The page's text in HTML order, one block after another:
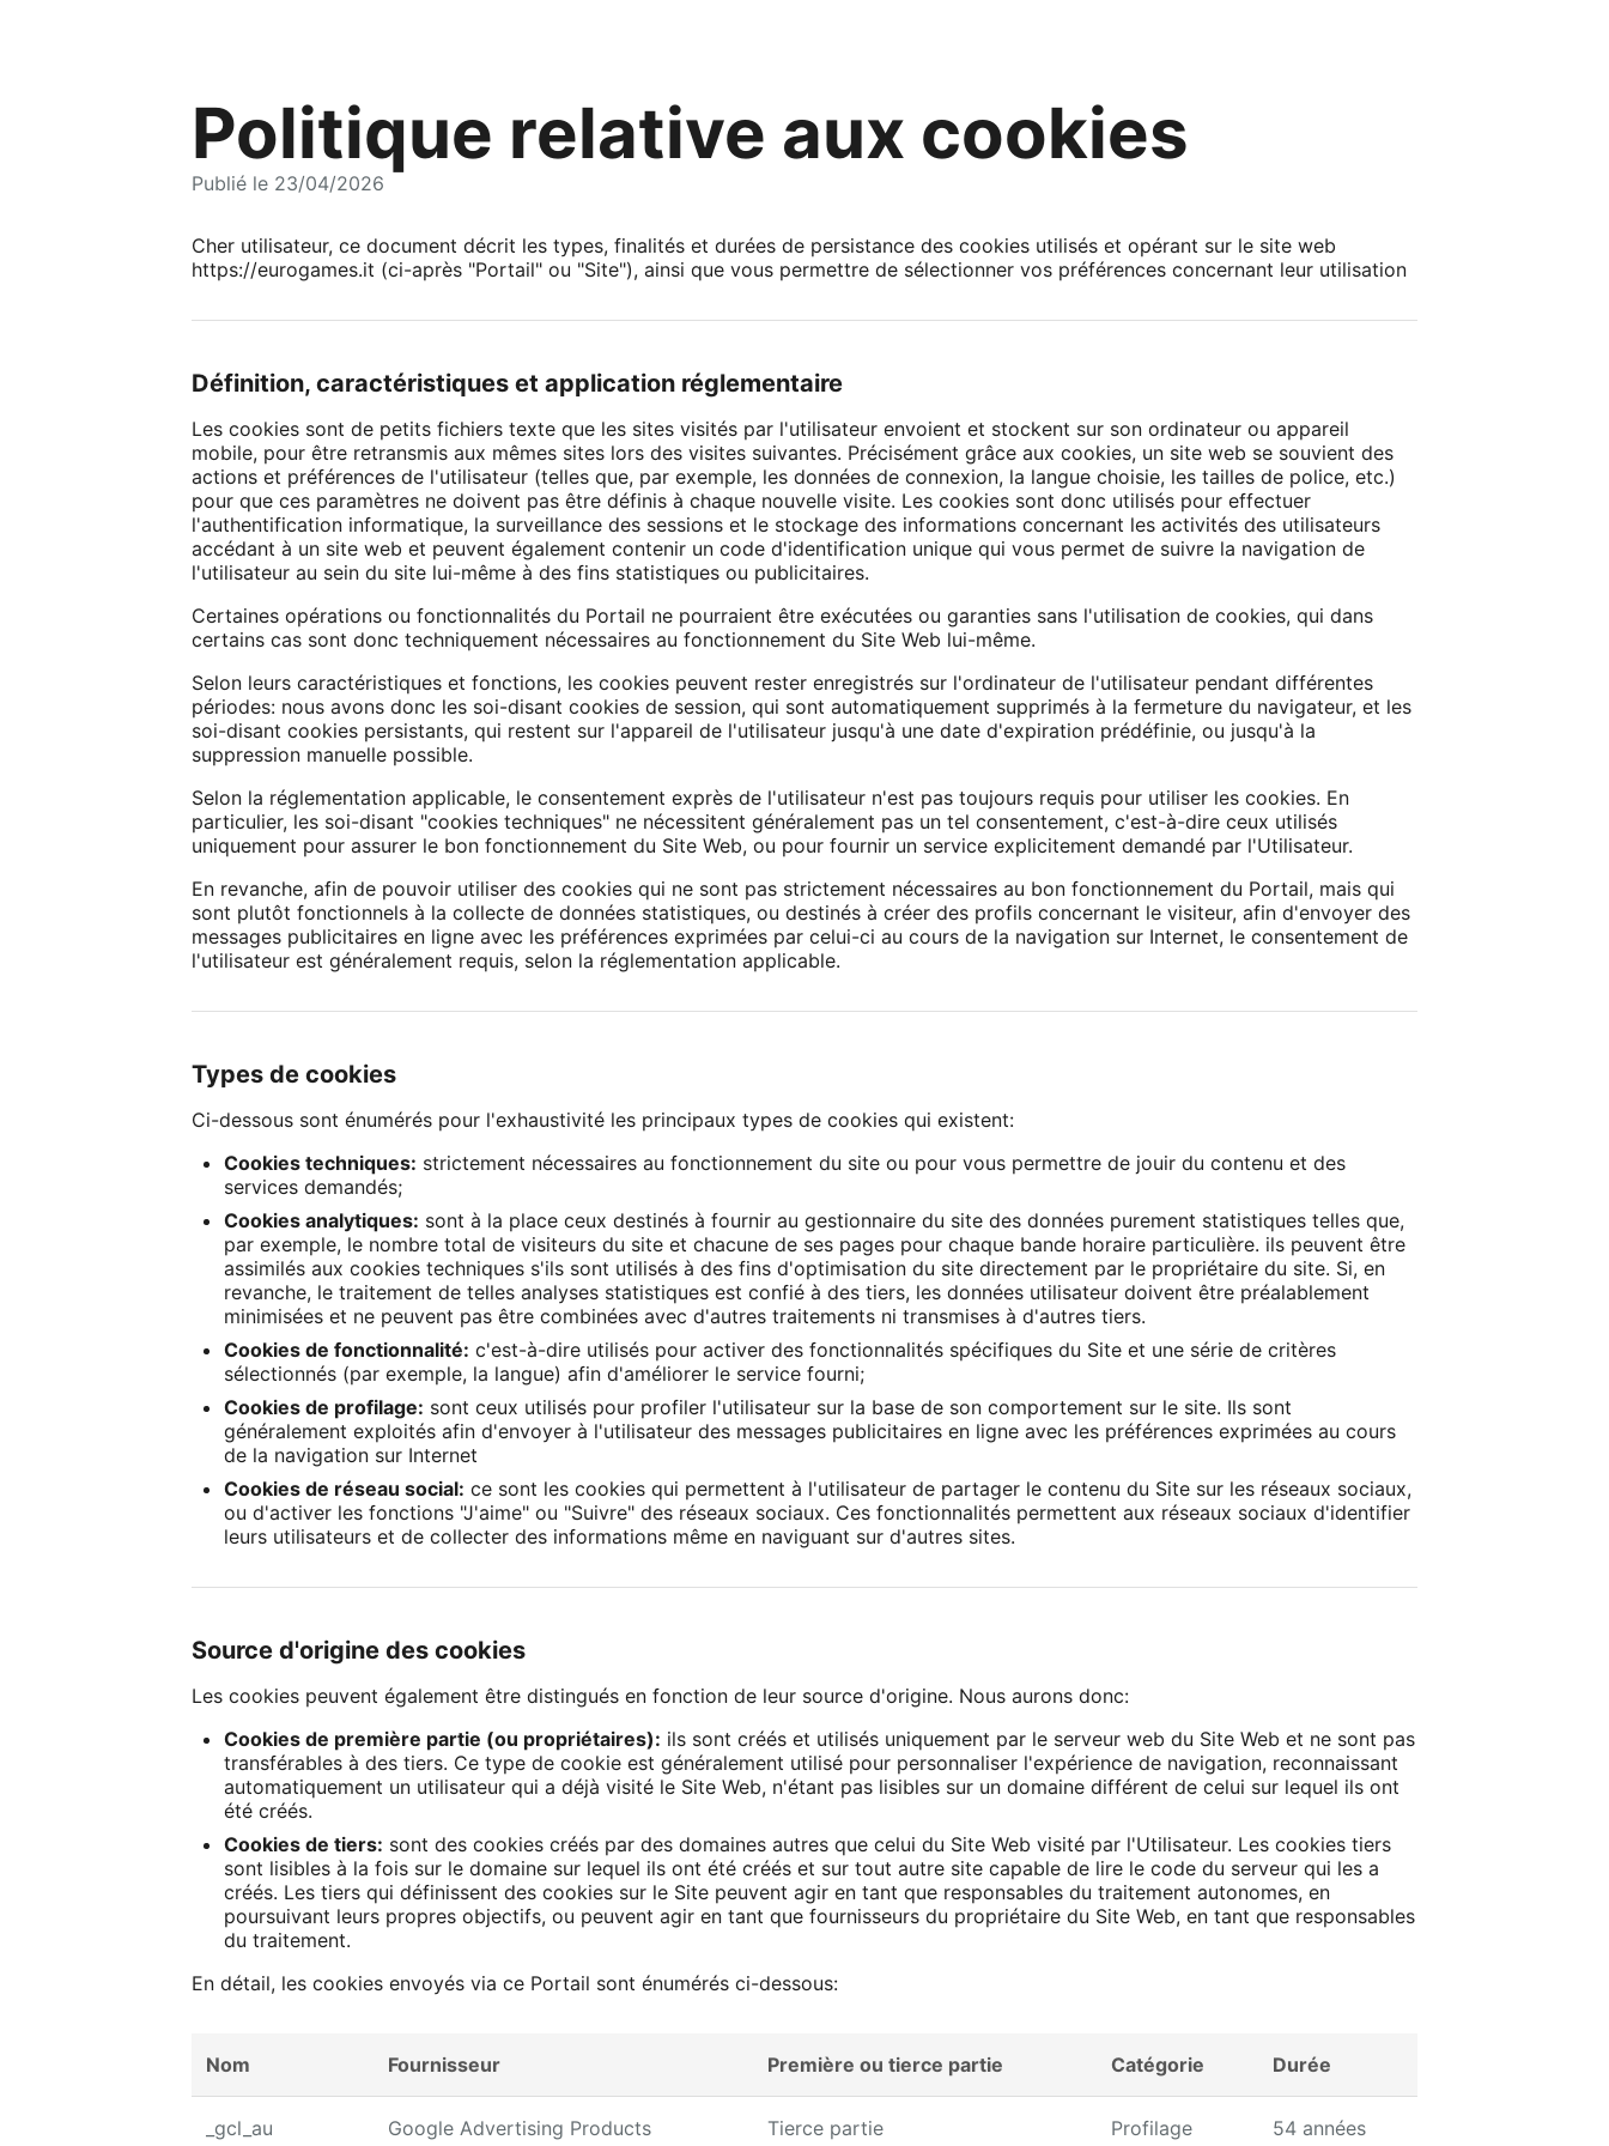
Politique relative aux cookies
Publié le 23/04/2026
Cher utilisateur, ce document décrit les types, finalités et durées de persistance des cookies utilisés et opérant sur le site web
https://eurogames.it (ci-après "Portail" ou "Site"), ainsi que vous permettre de sélectionner vos préférences concernant leur utilisation
Définition, caractéristiques et application réglementaire
Les cookies sont de petits fichiers texte que les sites visités par l'utilisateur envoient et stockent sur son ordinateur ou appareil
mobile, pour être retransmis aux mêmes sites lors des visites suivantes. Précisément grâce aux cookies, un site web se souvient des
actions et préférences de l'utilisateur (telles que, par exemple, les données de connexion, la langue choisie, les tailles de police, etc.)
pour que ces paramètres ne doivent pas être définis à chaque nouvelle visite. Les cookies sont donc utilisés pour effectuer
l'authentification informatique, la surveillance des sessions et le stockage des informations concernant les activités des utilisateurs
accédant à un site web et peuvent également contenir un code d'identification unique qui vous permet de suivre la navigation de
l'utilisateur au sein du site lui-même à des fins statistiques ou publicitaires.
Certaines opérations ou fonctionnalités du Portail ne pourraient être exécutées ou garanties sans l'utilisation de cookies, qui dans
certains cas sont donc techniquement nécessaires au fonctionnement du Site Web lui-même.
Selon leurs caractéristiques et fonctions, les cookies peuvent rester enregistrés sur l'ordinateur de l'utilisateur pendant différentes
périodes: nous avons donc les soi-disant cookies de session, qui sont automatiquement supprimés à la fermeture du navigateur, et les
soi-disant cookies persistants, qui restent sur l'appareil de l'utilisateur jusqu'à une date d'expiration prédéfinie, ou jusqu'à la
suppression manuelle possible.
Selon la réglementation applicable, le consentement exprès de l'utilisateur n'est pas toujours requis pour utiliser les cookies. En
particulier, les soi-disant "cookies techniques" ne nécessitent généralement pas un tel consentement, c'est-à-dire ceux utilisés
uniquement pour assurer le bon fonctionnement du Site Web, ou pour fournir un service explicitement demandé par l'Utilisateur.
En revanche, afin de pouvoir utiliser des cookies qui ne sont pas strictement nécessaires au bon fonctionnement du Portail, mais qui
sont plutôt fonctionnels à la collecte de données statistiques, ou destinés à créer des profils concernant le visiteur, afin d'envoyer des
messages publicitaires en ligne avec les préférences exprimées par celui-ci au cours de la navigation sur Internet, le consentement de
l'utilisateur est généralement requis, selon la réglementation applicable.
Types de cookies
Ci-dessous sont énumérés pour l'exhaustivité les principaux types de cookies qui existent:
Cookies techniques: strictement nécessaires au fonctionnement du site ou pour vous permettre de jouir du contenu et des
services demandés;
Cookies analytiques: sont à la place ceux destinés à fournir au gestionnaire du site des données purement statistiques telles que,
par exemple, le nombre total de visiteurs du site et chacune de ses pages pour chaque bande horaire particulière. ils peuvent être
assimilés aux cookies techniques s'ils sont utilisés à des fins d'optimisation du site directement par le propriétaire du site. Si, en
revanche, le traitement de telles analyses statistiques est confié à des tiers, les données utilisateur doivent être préalablement
minimisées et ne peuvent pas être combinées avec d'autres traitements ni transmises à d'autres tiers.
Cookies de fonctionnalité: c'est-à-dire utilisés pour activer des fonctionnalités spécifiques du Site et une série de critères
sélectionnés (par exemple, la langue) afin d'améliorer le service fourni;
Cookies de profilage: sont ceux utilisés pour profiler l'utilisateur sur la base de son comportement sur le site. Ils sont
généralement exploités afin d'envoyer à l'utilisateur des messages publicitaires en ligne avec les préférences exprimées au cours
de la navigation sur Internet
Cookies de réseau social: ce sont les cookies qui permettent à l'utilisateur de partager le contenu du Site sur les réseaux sociaux,
ou d'activer les fonctions "J'aime" ou "Suivre" des réseaux sociaux. Ces fonctionnalités permettent aux réseaux sociaux d'identifier
leurs utilisateurs et de collecter des informations même en naviguant sur d'autres sites.
Source d'origine des cookies
Les cookies peuvent également être distingués en fonction de leur source d'origine. Nous aurons donc:
Cookies de première partie (ou propriétaires): ils sont créés et utilisés uniquement par le serveur web du Site Web et ne sont pas
transférables à des tiers. Ce type de cookie est généralement utilisé pour personnaliser l'expérience de navigation, reconnaissant
automatiquement un utilisateur qui a déjà visité le Site Web, n'étant pas lisibles sur un domaine différent de celui sur lequel ils ont
été créés.
Cookies de tiers: sont des cookies créés par des domaines autres que celui du Site Web visité par l'Utilisateur. Les cookies tiers
sont lisibles à la fois sur le domaine sur lequel ils ont été créés et sur tout autre site capable de lire le code du serveur qui les a
créés. Les tiers qui définissent des cookies sur le Site peuvent agir en tant que responsables du traitement autonomes, en
poursuivant leurs propres objectifs, ou peuvent agir en tant que fournisseurs du propriétaire du Site Web, en tant que responsables
du traitement.
En détail, les cookies envoyés via ce Portail sont énumérés ci-dessous:
Nom Fournisseur Première ou tierce partie Catégorie Durée
_gcl_au Google Advertising Products Tierce partie Profilage 54 années